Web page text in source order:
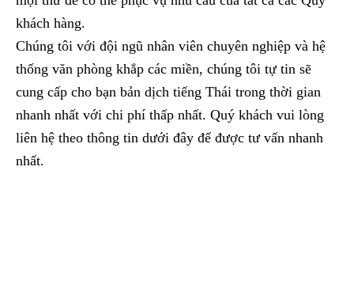
khách hàng.
Chúng tôi với đội ngũ nhân viên chuyên nghiệp và hệ
thống văn phòng khắp các miền, chúng tôi tự tin sẽ
cung cấp cho bạn bản dịch tiếng Thái trong thời gian
nhanh nhất với chi phí thấp nhất. Quý khách vui lòng
liên hệ theo thông tin dưới đây để được tư vấn nhanh
nhất.